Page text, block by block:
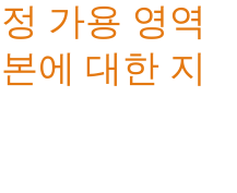
가용 영역
에 대한 지